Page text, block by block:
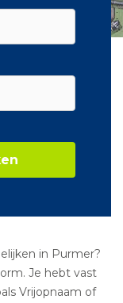
in Purmer?
Je hebt vast
Vrijopnaam of